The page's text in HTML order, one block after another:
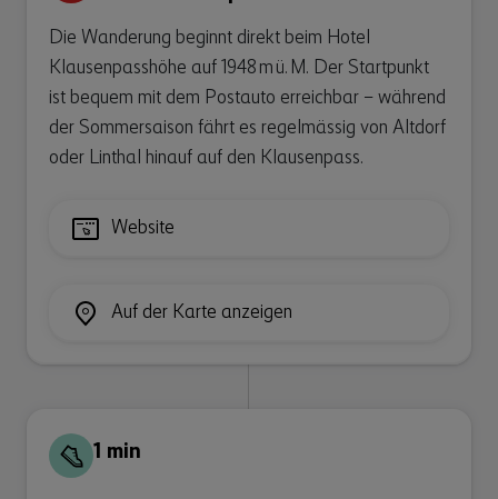
Die Wanderung beginnt direkt beim Hotel
Klausenpasshöhe auf 1948 m ü. M. Der Startpunkt
ist bequem mit dem Postauto erreichbar – während
der Sommersaison fährt es regelmässig von Altdorf
oder Linthal hinauf auf den Klausenpass.
Website
Auf der Karte anzeigen
1 min